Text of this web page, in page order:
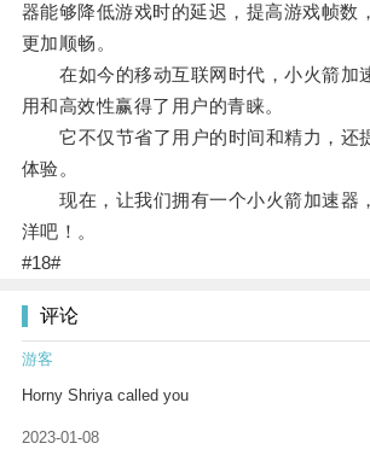
器能够降低游戏时的延迟，提高游戏帧数
更加顺畅。
在如今的移动互联网时代，小火箭加
用和高效性赢得了用户的青睐。
它不仅节省了用户的时间和精力，还
体验。
现在，让我们拥有一个小火箭加速器
洋吧！。
#18#
评论
游客
Horny Shriya called you
2023-01-08